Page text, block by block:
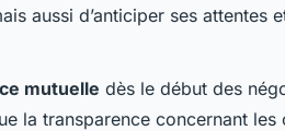
aussi d’anticiper ses attentes
mutuelle dès le début des
la transparence concernant